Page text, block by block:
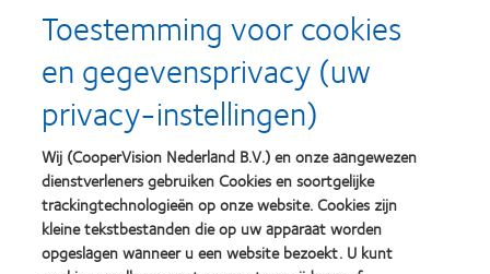
Learn
more
about
Silmo
best
product
award
met
MyDay™
(2013)
Learn
more
about
Contact
Lens
Product
of
the
Year
(2013)
Learn
more
about
2012
Learn
more
about
2011
Toestemming voor cookies
en gegevensprivacy (uw
privacy-instellingen)
Wij (CooperVision Nederland B.V.) en onze aangewezen
dienstverleners gebruiken Cookies en soortgelijke
trackingtechnologieën op onze website. Cookies zijn
kleine tekstbestanden die op uw apparaat worden
opgeslagen wanneer u een website bezoekt. U kunt